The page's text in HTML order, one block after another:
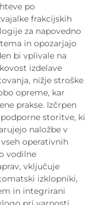
po
frakcijskih
za napovedno
in opozarjajo
bi vplivale na
izdelave
nižje stroške
opreme, kar
prakse. Izčrpen
storitve, ki
naložbe v
operativnih
vodilne
vključuje
izklopniki,
in integrirani